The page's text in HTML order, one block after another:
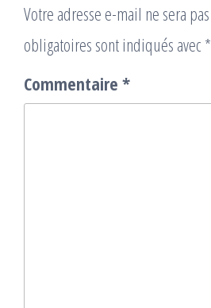
Votre adresse e-mail ne sera
obligatoires sont indiqués avec *
Commentaire *